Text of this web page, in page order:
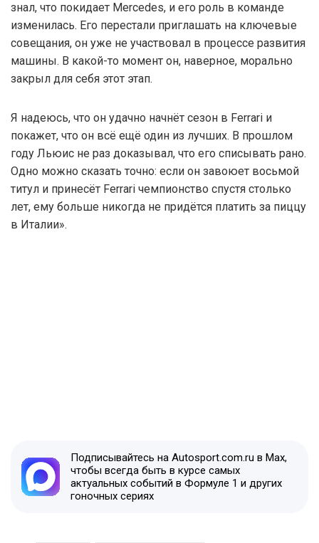
знал, что покидает Mercedes, и его роль в команде
изменилась. Его перестали приглашать на ключевые
совещания, он уже не участвовал в процессе развития
машины. В какой-то момент он, наверное, морально
закрыл для себя этот этап.
Я надеюсь, что он удачно начнёт сезон в Ferrari и
покажет, что он всё ещё один из лучших. В прошлом
году Льюис не раз доказывал, что его списывать рано.
Одно можно сказать точно: если он завоюет восьмой
титул и принесёт Ferrari чемпионство спустя столько
лет, ему больше никогда не придётся платить за пиццу
в Италии».
Подписывайтесь на Autosport.com.ru в Max,
чтобы всегда быть в курсе самых
актуальных событий в Формуле 1 и других
гоночных сериях